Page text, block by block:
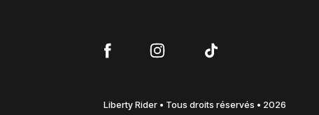
Liberty Rider • Tous droits réservés • 2026